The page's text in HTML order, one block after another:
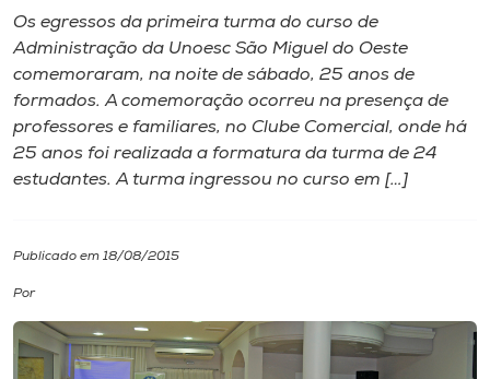
Internacionalização
I.nova
Cultura
CPA
Os egressos da primeira turma do curso de
Administração da Unoesc São Miguel do Oeste
comemoraram, na noite de sábado, 25 anos de
formados. A comemoração ocorreu na presença de
professores e familiares, no Clube Comercial, onde há
25 anos foi realizada a formatura da turma de 24
estudantes. A turma ingressou no curso em […]
Publicado em 18/08/2015
Por